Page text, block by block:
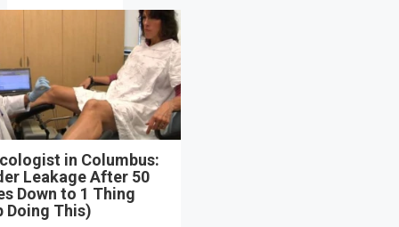
in Columbus:
Leakage After 50
Down to 1 Thing
Doing This)